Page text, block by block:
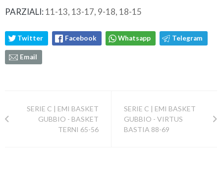
PARZIALI: 11-13, 13-17, 9-18, 18-15
Twitter Facebook Whatsapp Telegram
Email
SERIE C | EMI BASKET
GUBBIO - BASKET
TERNI 65-56
SERIE C | EMI BASKET
GUBBIO - VIRTUS
BASTIA 88-69